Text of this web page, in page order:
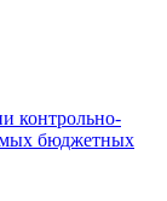
контрольно-
бюджетных